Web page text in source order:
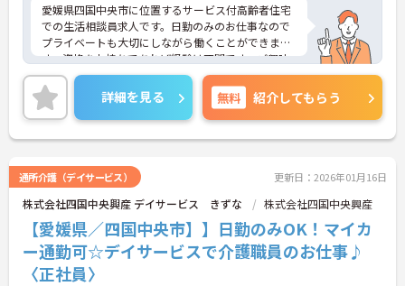
愛媛県四国中央市に位置するサービス付高齢者住宅
での生活相談員求人です。日勤のみのお仕事なので
プライベートも大切にしながら働くことができま
す。資格をお持ちであれば経験は不問です。ご興味
のある方には、面接対策ポイント等、さらに詳細を
お話ししますのでお気軽にご相談ください！
詳細を見る 無料 紹介してもらう
通所介護（デイサービス） 更新日：2026年01月16日
株式会社四国中央興産 デイサービス きずな 株式会社四国中央興産
【愛媛県／四国中央市】】日勤のみOK！マイカ
ー通勤可☆デイサービスで介護職員のお仕事♪
〈正社員〉